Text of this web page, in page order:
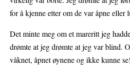
for å kjenne etter om de var åpne eller
Det minte meg om et mareritt jeg
drømte at jeg drømte at jeg var blind.
våknet, åpnet øynene og ikke kunne se!